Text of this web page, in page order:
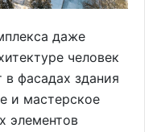
даже
человек
в фасадах здания
и мастерское
элементов